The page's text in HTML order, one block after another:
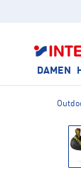
DAMEN